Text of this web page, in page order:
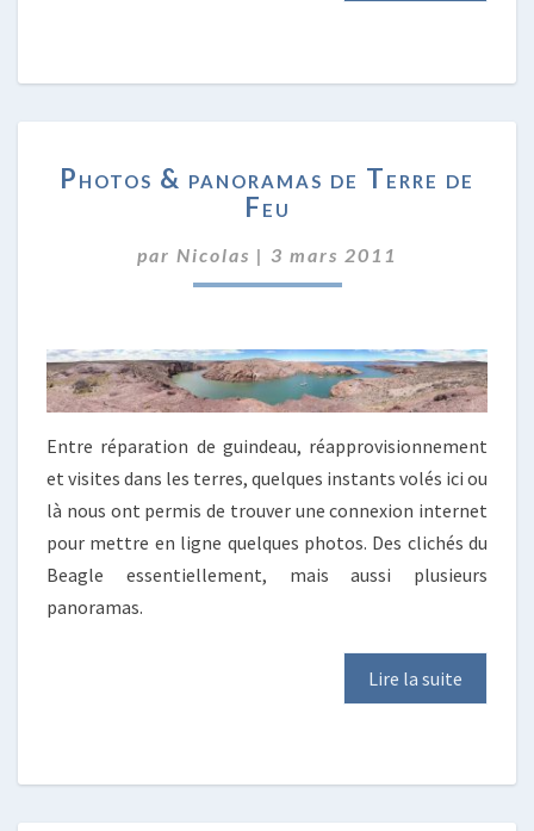
&
PANORAMAS
TERRE
DE
Photos & panoramas de Terre de
Feu
par Nicolas | 3 mars 2011
Entre réparation de guindeau, réapprovisionnement
et visites dans les terres, quelques instants volés ici ou
là nous ont permis de trouver une connexion internet
pour mettre en ligne quelques photos. Des clichés du
Beagle essentiellement, mais aussi plusieurs
panoramas.
Lire la suite